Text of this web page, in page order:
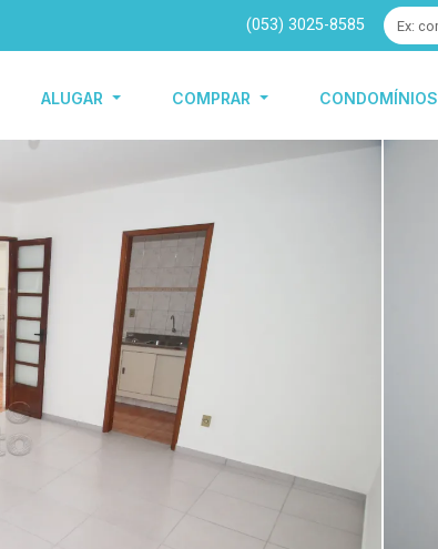
(053) 3025-8585
ALUGAR COMPRAR CONDOMÍNIOS